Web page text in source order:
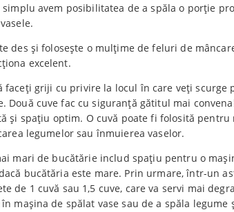
avem posibilitatea de a spăla o porție
des și folosește o mulțime de feluri de
excelent.
faceți griji cu privire la locul în care veți scurge
Două cuve fac cu siguranță gătitul mai
și spațiu optim. O cuvă poate fi folosită
legumelor sau înmuierea vaselor.
mari de bucătărie includ spațiu pentru o
bucătăria este mare. Prin urmare, într-un
de 1 cuvă sau 1,5 cuve, care va servi mai
mașina de spălat vase sau de a spăla legume